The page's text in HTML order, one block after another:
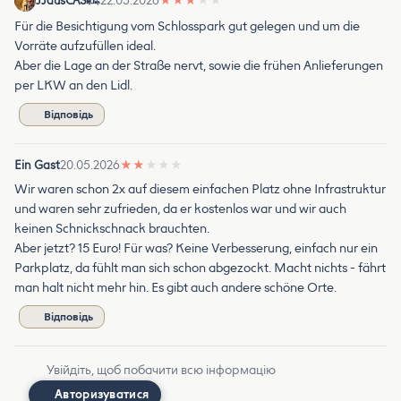
Für die Besichtigung vom Schlosspark gut gelegen und um die
Vorräte aufzufüllen ideal.
Aber die Lage an der Straße nervt, sowie die frühen Anlieferungen
per LKW an den Lidl.
Відповідь
Ein Gast20.05.2026★ ★ ★ ★ ★
Wir waren schon 2x auf diesem einfachen Platz ohne Infrastruktur
und waren sehr zufrieden, da er kostenlos war und wir auch
keinen Schnickschnack brauchten.
Aber jetzt? 15 Euro! Für was? Keine Verbesserung, einfach nur ein
Parkplatz, da fühlt man sich schon abgezockt. Macht nichts - fährt
man halt nicht mehr hin. Es gibt auch andere schöne Orte.
Відповідь
Увійдіть, щоб побачити всю інформацію
Авторизуватися